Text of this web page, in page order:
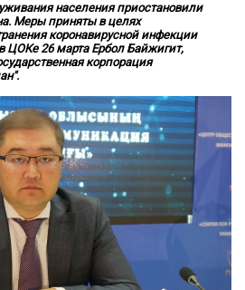
населения приостановили
Меры приняты в целях
коронавирусной инфекции
ЦОКе 26 марта Ербол Байжигит,
корпорация